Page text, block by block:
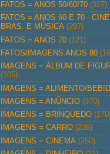
FATOS = ANOS 50/60/70 (327)
FATOS = ANOS 60 E 70 -
BRAS. E MÚSICA (297)
FATOS = ANOS 70 (121)
FATOS/IMAGENS ANOS 80
IMAGENS = ÁLBUM DE
(105)
IMAGENS = ALIMENTO/
IMAGENS = ANÚNCIO (370)
IMAGENS = BRINQUEDO
IMAGENS = CARRO (236)
IMAGENS = CINEMA (250)